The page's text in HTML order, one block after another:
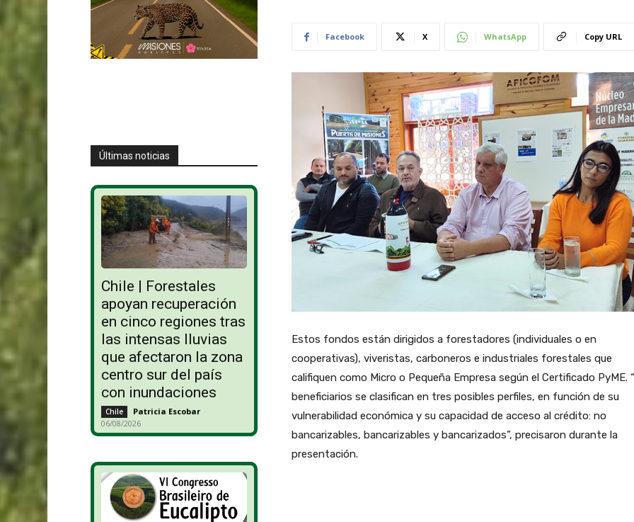
Últimas noticias
Chile | Forestales
apoyan recuperación
en cinco regiones tras
las intensas lluvias
que afectaron la zona
centro sur del país
con inundaciones
Chile Patricia Escobar -
06/08/2026
Facebook X WhatsApp Copy URL
Estos fondos están dirigidos a forestadores (individuales o en
cooperativas), viveristas, carboneros e industriales forestales que
califiquen como Micro o Pequeña Empresa según el Certificado PyME.
beneficiarios se clasifican en tres posibles perfiles, en función de su
vulnerabilidad económica y su capacidad de acceso al crédito: no
bancarizables, bancarizables y bancarizados”, precisaron durante la
presentación.